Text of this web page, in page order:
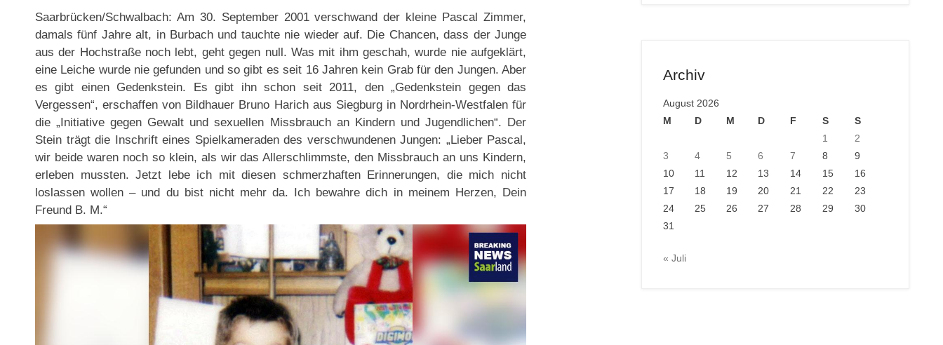
Saarbrücken/Schwalbach: Am 30. September 2001 verschwand der kleine Pascal Zimmer,
damals fünf Jahre alt, in Burbach und tauchte nie wieder auf. Die Chancen, dass der Junge
aus der Hochstraße noch lebt, geht gegen null. Was mit ihm geschah, wurde nie aufgeklärt,
eine Leiche wurde nie gefunden und so gibt es seit 16 Jahren kein Grab für den Jungen. Aber
es gibt einen Gedenkstein. Es gibt ihn schon seit 2011, den „Gedenkstein gegen das
Vergessen“, erschaffen von Bildhauer Bruno Harich aus Siegburg in Nordrhein-Westfalen für
die „Initiative gegen Gewalt und sexuellen Missbrauch an Kindern und Jugendlichen“. Der
Stein trägt die Inschrift eines Spielkameraden des verschwundenen Jungen: „Lieber Pascal,
wir beide waren noch so klein, als wir das Allerschlimmste, den Missbrauch an uns Kindern,
erleben mussten. Jetzt lebe ich mit diesen schmerzhaften Erinnerungen, die mich nicht
loslassen wollen – und du bist nicht mehr da. Ich bewahre dich in meinem Herzen, Dein
Freund B. M.“
Archiv
August 2026
M
D M D F S
S
1
2
3
4 5 6 7 8
9
10
11 12 13 14 15
16
17
18 19 20 21 22
23
24
25 26 27 28 29
30
31
« Juli